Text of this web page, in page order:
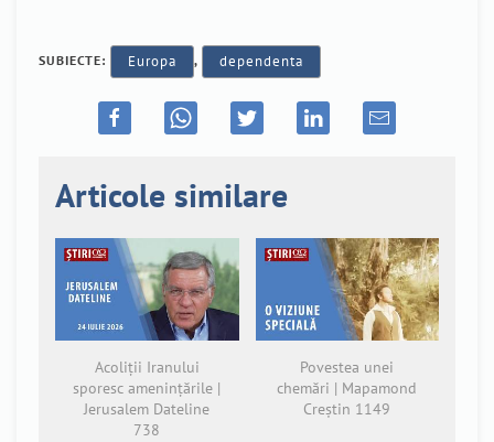
SUBIECTE: Europa , dependenta
Articole similare
Acoliții Iranului
sporesc amenințările |
Jerusalem Dateline
738
Povestea unei
chemări | Mapamond
Creștin 1149